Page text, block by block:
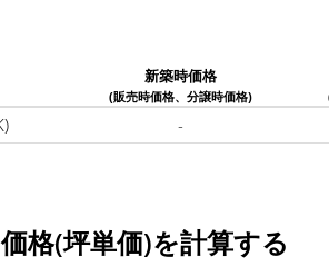
新築時価格
(販売時価格、分譲時価格)
-
格(坪単価)を計算する